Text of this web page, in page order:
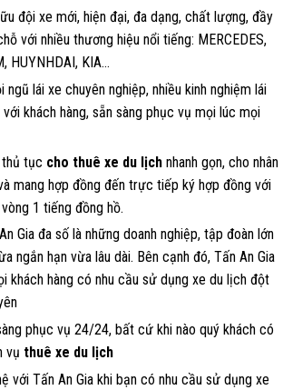
đội xe mới, hiện đại, đa dạng, chất lượng, đầy
với nhiều thương hiệu nổi tiếng: MERCEDES,
HUYNHDAI, KIA…
ngũ lái xe chuyên nghiệp, nhiều kinh nghiệm lái
khách hàng, sẵn sàng phục vụ mọi lúc mọi
thủ tục cho thuê xe du lịch nhanh gọn, cho nhân
mang hợp đồng đến trực tiếp ký hợp đồng với
1 tiếng đồng hồ.
Gia đa số là những doanh nghiệp, tập đoàn lớn
ngắn hạn vừa lâu dài. Bên cạnh đó, Tấn An Gia
khách hàng có nhu cầu sử dụng xe du lịch đột
phục vụ 24/24, bất cứ khi nào quý khách có
vụ thuê xe du lịch
với Tấn An Gia khi bạn có nhu cầu sử dụng xe